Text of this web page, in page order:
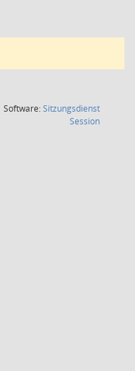
Software:Sitzungsdienst
Session(Wird in